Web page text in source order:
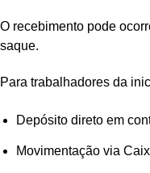
O recebimento pode
saque.
Para trabalhadores da
Depósito direto em
Movimentação via